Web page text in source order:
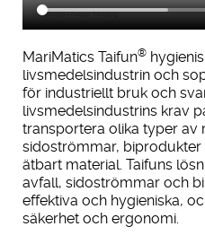
MariMatics Taifun®
livsmedelsindustrin och
för industriellt bruk och
livsmedelsindustrins krav
transportera olika typer av
sidoströmmar,
ätbart material. Taifuns
avfall, sidoströmmar och
effektiva och hygieniska,
säkerhet och ergonomi.